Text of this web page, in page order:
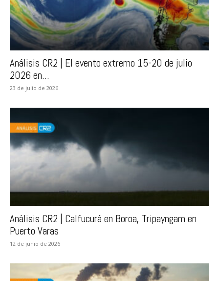
Análisis CR2 | El evento extremo 15-20 de julio
2026 en...
23 de julio de 2026
Análisis CR2 | Calfucurá en Boroa, Tripayngam en
Puerto Varas
12 de junio de 2026